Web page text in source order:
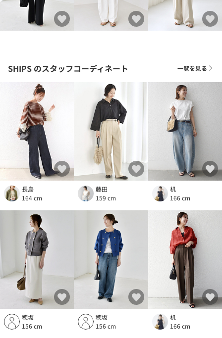
SHIPS のスタッフコーディネート 一覧を見る
長島
164 cm
藤田
159 cm
机
166 cm
穂坂
156 cm
穂坂
156 cm
机
166 cm